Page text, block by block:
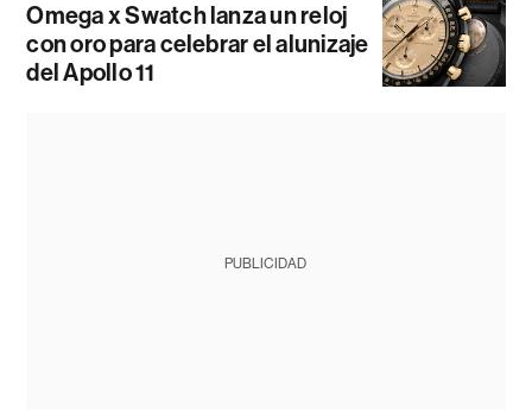
Omega x Swatch lanza un reloj
con oro para celebrar el alunizaje
del Apollo 11
PUBLICIDAD